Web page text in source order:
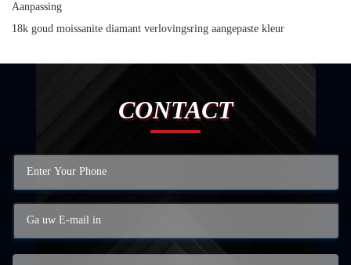
Aanpassing
18k goud moissanite diamant verlovingsring aangepaste kleur
CONTACT